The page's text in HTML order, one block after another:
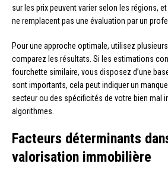
sur les prix peuvent varier selon les régions,
ne remplacent pas une évaluation par un
Pour une approche optimale, utilisez
comparez les résultats. Si les estimations
fourchette similaire, vous disposez d’une
sont importants, cela peut indiquer un
secteur ou des spécificités de votre bien mal
algorithmes.
Facteurs déterminants
valorisation immobilière